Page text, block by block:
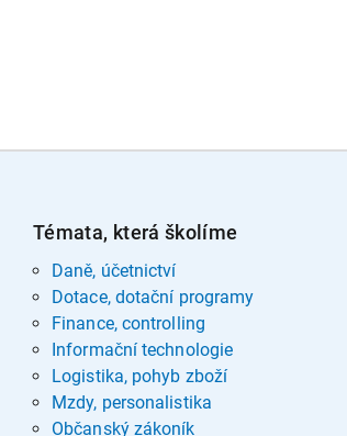
Témata, která školíme
Daně, účetnictví
Dotace, dotační programy
Finance, controlling
Informační technologie
Logistika, pohyb zboží
Mzdy, personalistika
Občanský zákoník